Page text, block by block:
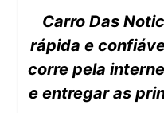
Carro Das
rápida e
corre pela
e entregar as